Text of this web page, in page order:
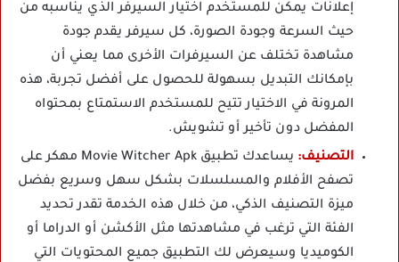
إعلانات يمكن للمستخدم اختيار السيرفر الذي يناسبه من
حيث السرعة وجودة الصورة، كل سيرفر يقدم جودة
مشاهدة تختلف عن السيرفرات الأخرى مما يعني أن
بإمكانك التبديل بسهولة للحصول على أفضل تجربة، هذه
المرونة في الاختيار تتيح للمستخدم الاستمتاع بمحتواه
المفضل دون تأخير أو تشويش.
التصنيف:
يساعدك تطبيق Movie Witcher Apk مهكر على
تصفح الأفلام والمسلسلات بشكل سهل وسريع بفضل
ميزة التصنيف الذكي، من خلال هذه الخدمة تقدر تحديد
الفئة التي ترغب في مشاهدتها مثل الأكشن أو الدراما أو
الكوميديا وسيعرض لك التطبيق جميع المحتويات التي